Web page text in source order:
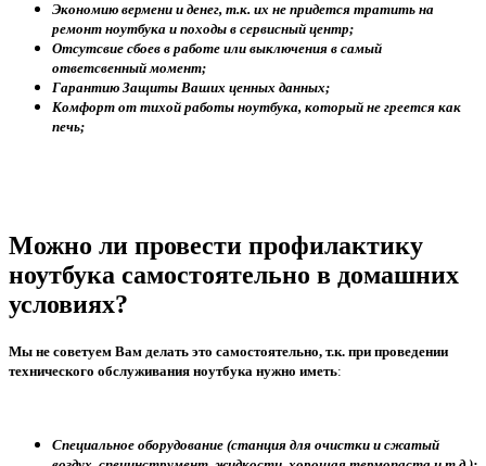
Экономию вермени и денег, т.к. их не придется тратить на
ремонт ноутбука и походы в сервисный центр;
Отсутсвие сбоев в работе или выключения в самый
ответсвенный момент;
Гарантию Защиты Ваших ценных данных;
Комфорт от тихой работы ноутбука, который не греется как
печь;
Можно ли провести профилактику
ноутбука самостоятельно в домашних
условиях?
Мы не советуем Вам делать это самостоятельно, т.к. при проведении
технического обслуживания ноутбука нужно иметь:
Специальное оборудование (станция для очистки и сжатый